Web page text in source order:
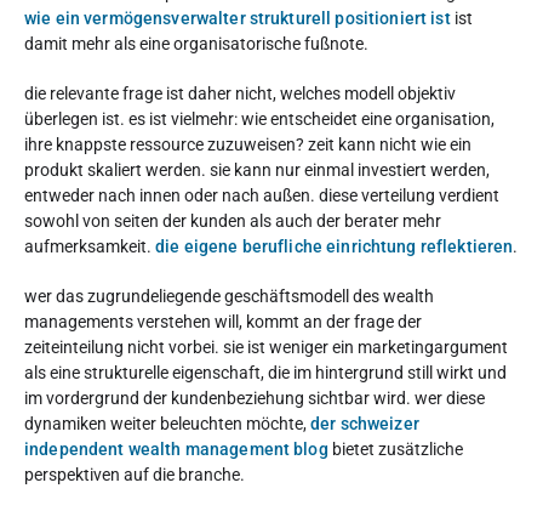
wie ein vermögensverwalter strukturell positioniert istist
damit mehr als eine organisatorische fußnote.
die relevante frage ist daher nicht, welches modell objektiv
überlegen ist. es ist vielmehr: wie entscheidet eine organisation,
ihre knappste ressource zuzuweisen? zeit kann nicht wie ein
produkt skaliert werden. sie kann nur einmal investiert werden,
entweder nach innen oder nach außen. diese verteilung verdient
sowohl von seiten der kunden als auch der berater mehr
aufmerksamkeit. die eigene berufliche einrichtung reflektieren.
wer das zugrundeliegende geschäftsmodell des wealth
managements verstehen will, kommt an der frage der
zeiteinteilung nicht vorbei. sie ist weniger ein marketingargument
als eine strukturelle eigenschaft, die im hintergrund still wirkt und
im vordergrund der kundenbeziehung sichtbar wird. wer diese
dynamiken weiter beleuchten möchte,der schweizer
independent wealth management blog bietet zusätzliche
perspektiven auf die branche.